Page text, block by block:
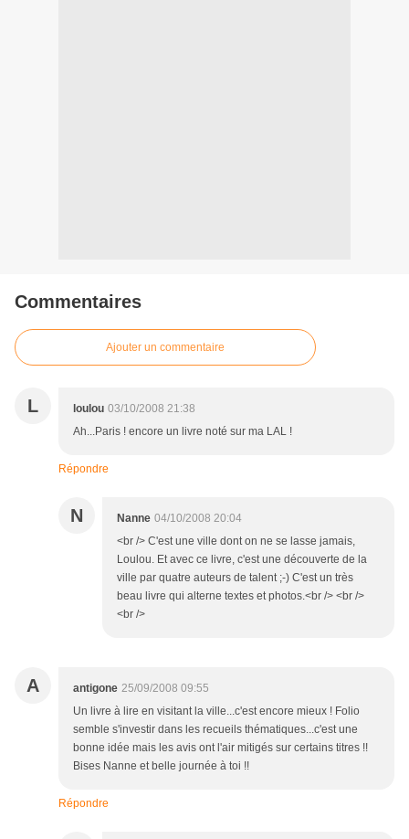
Commentaires
Ajouter un commentaire
L loulou 03/10/2008 21:38
Ah...Paris ! encore un livre noté sur ma LAL !
Répondre
N Nanne 04/10/2008 20:04
<br /> C'est une ville dont on ne se lasse jamais,
Loulou. Et avec ce livre, c'est une découverte de la
ville par quatre auteurs de talent ;-) C'est un très
beau livre qui alterne textes et photos.<br /> <br />
<br />
A antigone 25/09/2008 09:55
Un livre à lire en visitant la ville...c'est encore mieux ! Folio
semble s'investir dans les recueils thématiques...c'est une
bonne idée mais les avis ont l'air mitigés sur certains titres !!
Bises Nanne et belle journée à toi !!
Répondre